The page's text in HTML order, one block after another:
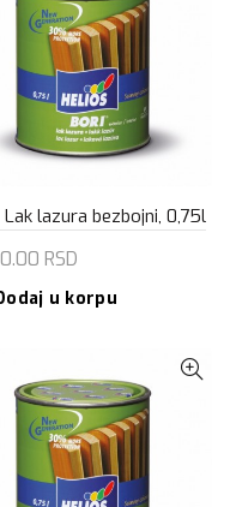
lazura bezbojni, 0,75l
RSD
u korpu